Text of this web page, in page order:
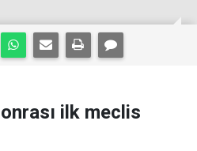
ilk meclis